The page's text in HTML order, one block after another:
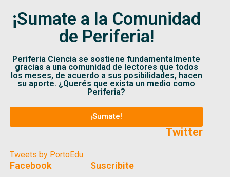
¡Sumate a la Comunidad
de Periferia!
Periferia Ciencia se sostiene fundamentalmente
gracias a una comunidad de lectores que todos
los meses, de acuerdo a sus posibilidades, hacen
su aporte. ¿Querés que exista un medio como
Periferia?
¡Sumate!
Twitter
Tweets by PortoEdu
Facebook Suscribite